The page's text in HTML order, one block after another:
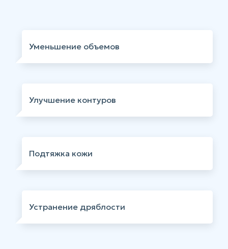
Уменьшение объемов
Улучшение контуров
Подтяжка кожи
Устранение дряблости